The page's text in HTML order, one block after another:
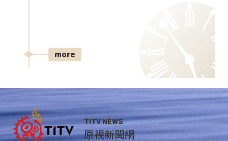
more
TITV NEWS
原視新聞網